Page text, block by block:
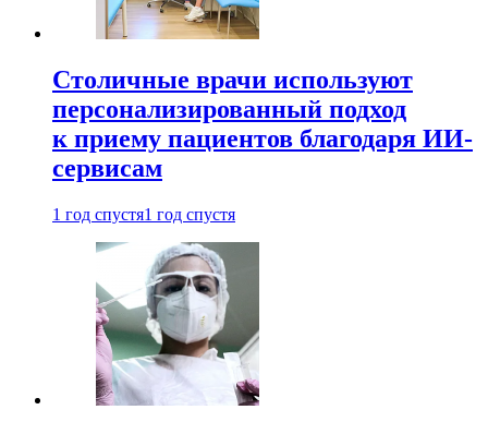
Столичные врачи используют
персонализированный подход
к приему пациентов благодаря ИИ-
сервисам
1 год спустя1 год спустя